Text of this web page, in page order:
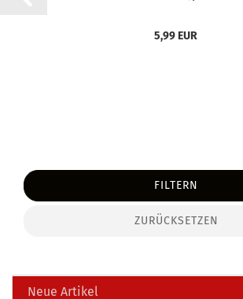
5,99 EUR
FILTERN
ZURÜCKSETZEN
Neue Artikel